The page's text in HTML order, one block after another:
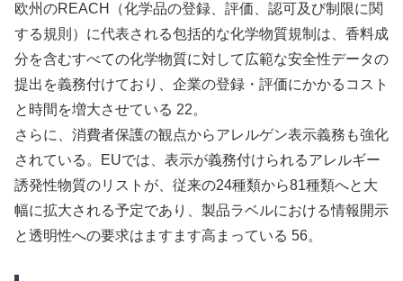
欧州のREACH（化学品の登録、評価、認可及び制限に関
する規則）に代表される包括的な化学物質規制は、香料成
分を含むすべての化学物質に対して広範な安全性データの
提出を義務付けており、企業の登録・評価にかかるコスト
と時間を増大させている 22。
さらに、消費者保護の観点からアレルゲン表示義務も強化
されている。EUでは、表示が義務付けられるアレルギー
誘発性物質のリストが、従来の24種類から81種類へと大
幅に拡大される予定であり、製品ラベルにおける情報開示
と透明性への要求はますます高まっている 56。